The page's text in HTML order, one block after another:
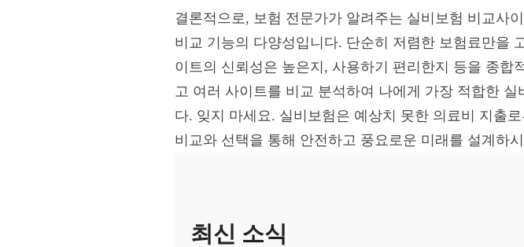
결론적으로, 보험 전문가가 알려주는 실비보험 비교사
비교 기능의 다양성입니다. 단순히 저렴한 보험료만을
이트의 신뢰성은 높은지, 사용하기 편리한지 등을 종합
고 여러 사이트를 비교 분석하여 나에게 가장 적합한
다. 잊지 마세요. 실비보험은 예상치 못한 의료비 지출
비교와 선택을 통해 안전하고 풍요로운 미래를 설계하
최신 소식